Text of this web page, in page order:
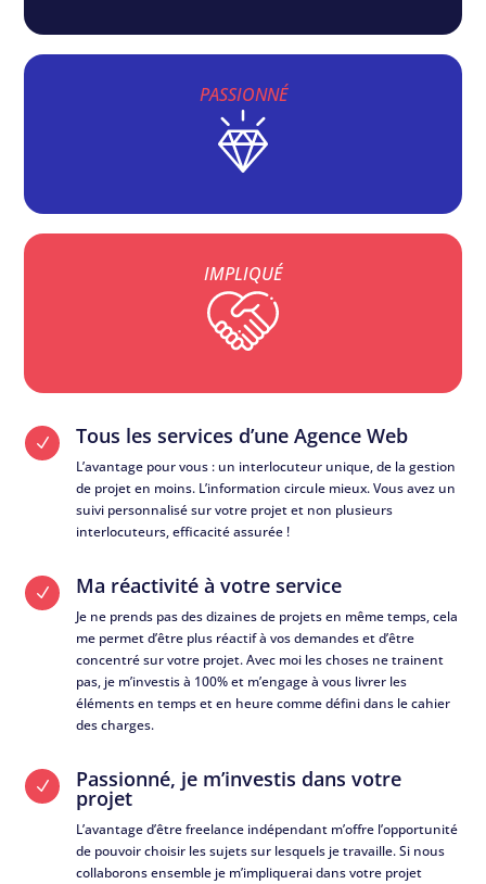
N Tous les services d’une Agence Web
L’avantage pour vous : un interlocuteur unique, de la gestion
de projet en moins. L’information circule mieux. Vous avez un
suivi personnalisé sur votre projet et non plusieurs
interlocuteurs, efficacité assurée !
N Ma réactivité à votre service
Je ne prends pas des dizaines de projets en même temps, cela
me permet d’être plus réactif à vos demandes et d’être
concentré sur votre projet. Avec moi les choses ne trainent
pas, je m’investis à 100% et m’engage à vous livrer les
éléments en temps et en heure comme défini dans le cahier
des charges.
N Passionné, je m’investis dans votre
projet
L’avantage d’être freelance indépendant m’offre l’opportunité
de pouvoir choisir les sujets sur lesquels je travaille. Si nous
collaborons ensemble je m’impliquerai dans votre projet